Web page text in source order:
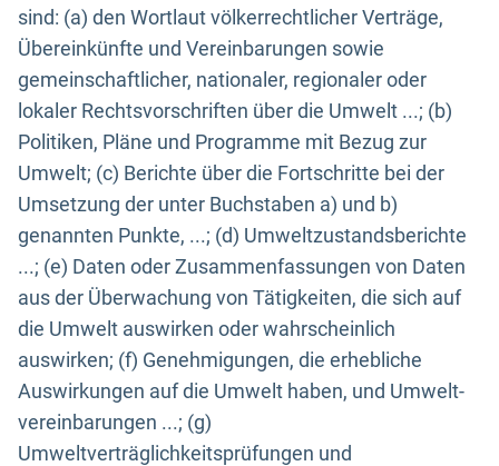
sind: (a) den Wortlaut völkerrechtlicher Verträge,
Übereinkünfte und Vereinbarungen sowie
gemeinschaftlicher, nationaler, regionaler oder
lokaler Rechtsvorschriften über die Umwelt ...; (b)
Politiken, Pläne und Programme mit Bezug zur
Umwelt; (c) Berichte über die Fortschritte bei der
Umsetzung der unter Buchstaben a) und b)
genannten Punkte, ...; (d) Umweltzustandsberichte
...; (e) Daten oder Zusammenfassungen von Daten
aus der Überwachung von Tätigkeiten, die sich auf
die Umwelt auswirken oder wahrscheinlich
auswirken; (f) Genehmigungen, die erhebliche
Auswirkungen auf die Umwelt haben, und Umwelt-
vereinbarungen ...; (g)
Umweltverträglichkeitsprüfungen und